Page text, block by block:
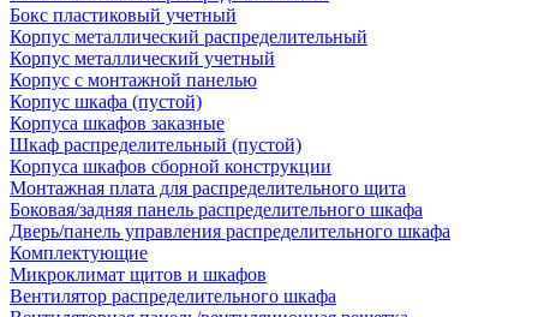
Бокс пластиковый учетный
Корпус металлический распределительный
Корпус металлический учетный
Корпус с монтажной панелью
Корпус шкафа (пустой)
Корпуса шкафов заказные
Шкаф распределительный (пустой)
Корпуса шкафов сборной конструкции
Монтажная плата для распределительного щита
Боковая/задняя панель распределительного шкафа
Дверь/панель управления распределительного шкафа
Комплектующие
Микроклимат щитов и шкафов
Вентилятор распределительного шкафа